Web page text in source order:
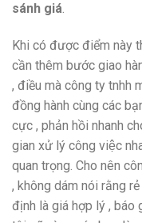
sánh giá.
Khi có được điểm này
cần thêm bước giao
, điều mà công ty tnhh
đồng hành cùng các
cực , phản hồi nhanh
gian xử lý công việc
quan trọng. Cho nên
, không dám nói rằng
định là giá hợp lý , báo